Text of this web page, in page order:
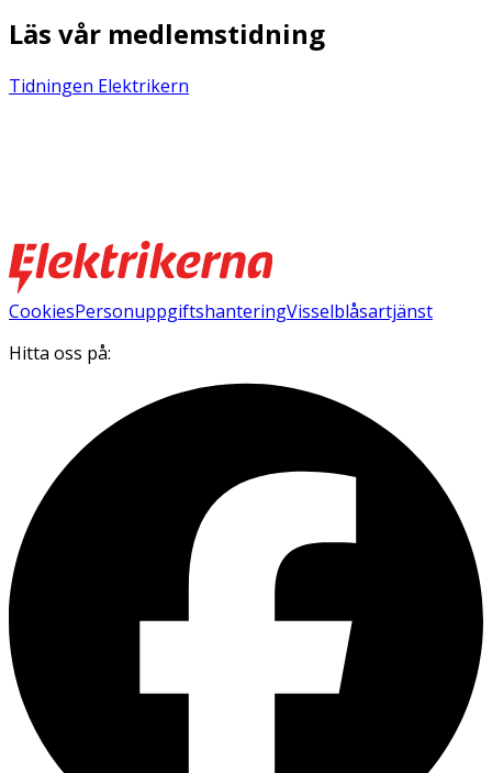
Läs vår medlemstidning
Tidningen Elektrikern
CookiesPersonuppgiftshanteringVisselblåsartjänst
Hitta oss på: